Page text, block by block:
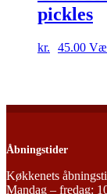
pickles
kr. 45.00
Åbningstider
Køkkenets
Mandag – fredag: